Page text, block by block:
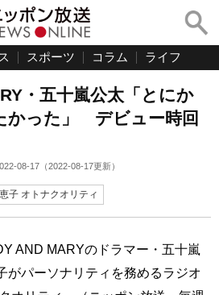
スポーツ コラム ライフ
・五十嵐公太「とにか
かった」 デビュー時回
08-17 （2022-08-17更新）
子 オトナクオリティ
AND MARYのドラマー・五十嵐
がパーソナリティを務めるラジオ